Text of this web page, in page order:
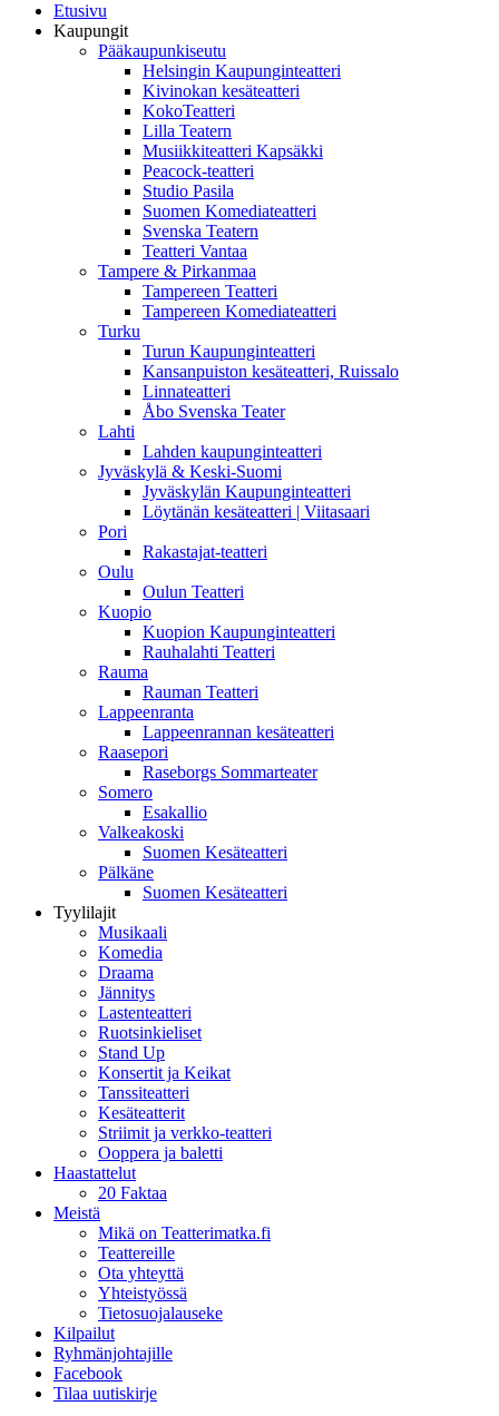
Etusivu
Kaupungit
Pääkaupunkiseutu
Helsingin Kaupunginteatteri
Kivinokan kesäteatteri
KokoTeatteri
Lilla Teatern
Musiikkiteatteri Kapsäkki
Peacock-teatteri
Studio Pasila
Suomen Komediateatteri
Svenska Teatern
Teatteri Vantaa
Tampere & Pirkanmaa
Tampereen Teatteri
Tampereen Komediateatteri
Turku
Turun Kaupunginteatteri
Kansanpuiston kesäteatteri, Ruissalo
Linnateatteri
Åbo Svenska Teater
Lahti
Lahden kaupunginteatteri
Jyväskylä & Keski-Suomi
Jyväskylän Kaupunginteatteri
Löytänän kesäteatteri | Viitasaari
Pori
Rakastajat-teatteri
Oulu
Oulun Teatteri
Kuopio
Kuopion Kaupunginteatteri
Rauhalahti Teatteri
Rauma
Rauman Teatteri
Lappeenranta
Lappeenrannan kesäteatteri
Raasepori
Raseborgs Sommarteater
Somero
Esakallio
Valkeakoski
Suomen Kesäteatteri
Pälkäne
Suomen Kesäteatteri
Tyylilajit
Musikaali
Komedia
Draama
Jännitys
Lastenteatteri
Ruotsinkieliset
Stand Up
Konsertit ja Keikat
Tanssiteatteri
Kesäteatterit
Striimit ja verkko-teatteri
Ooppera ja baletti
Haastattelut
20 Faktaa
Meistä
Mikä on Teatterimatka.fi
Teattereille
Ota yhteyttä
Yhteistyössä
Tietosuojalauseke
Kilpailut
Ryhmänjohtajille
Facebook
Tilaa uutiskirje